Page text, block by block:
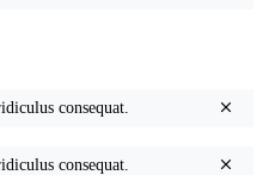
consequat.
consequat.